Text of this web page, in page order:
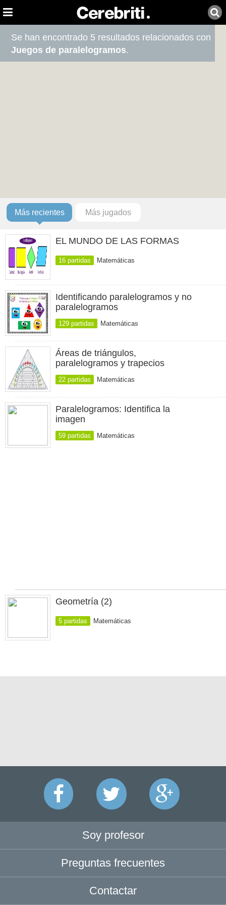
Se han encontrado 5 resultados relacionados con
Juegos de paralelogramos.
Más recientes Más jugados
EL MUNDO DE LAS FORMAS
16 partidas Matemáticas
Identificando paralelogramos y no
paralelogramos
129 partidas Matemáticas
Áreas de triángulos,
paralelogramos y trapecios
22 partidas Matemáticas
Paralelogramos: Identifica la
imagen
59 partidas Matemáticas
Geometría (2)
5 partidas Matemáticas
Soy profesor
Preguntas frecuentes
Contactar